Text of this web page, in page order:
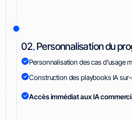
02.Personnalisation du
Personnalisation des cas d'usage
Construction des playbooks IA
Accès immédiat aux IA